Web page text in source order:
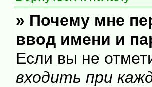
» Почему мне
ввод имени и
Если вы не
входить при